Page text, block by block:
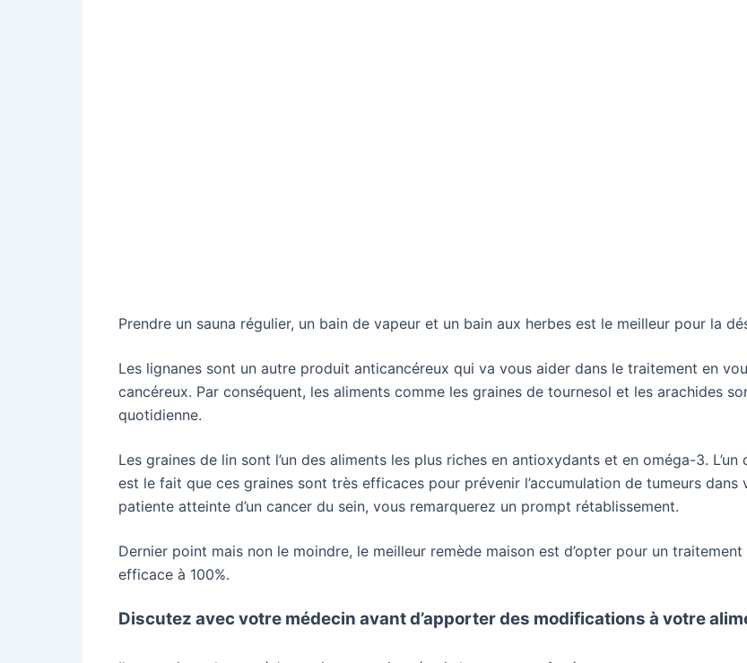
Prendre un sauna régulier, un bain de vapeur et un bain aux herbes est le meilleur pour la
Les lignanes sont un autre produit anticancéreux qui va vous aider dans le traitement en
cancéreux. Par conséquent, les aliments comme les graines de tournesol et les arachides
quotidienne.
Les graines de lin sont l’un des aliments les plus riches en antioxydants et en oméga-3.
est le fait que ces graines sont très efficaces pour prévenir l’accumulation de tumeurs
patiente atteinte d’un cancer du sein, vous remarquerez un prompt rétablissement.
Dernier point mais non le moindre, le meilleur remède maison est d’opter pour un
efficace à 100%.
Discutez avec votre médecin avant d’apporter des modifications à votre